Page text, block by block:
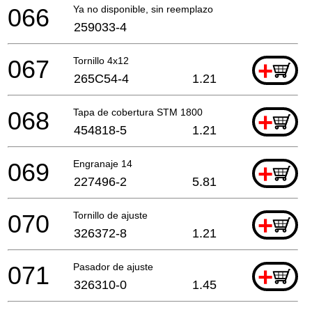
Ya no disponible, sin reemplazo
066 259033-4
Tornillo 4x12 +
067 265C54-4 1.21
Tapa de cobertura STM 1800 +
068 454818-5 1.21
Engranaje 14 +
069 227496-2 5.81
Tornillo de ajuste +
070 326372-8 1.21
Pasador de ajuste +
071 326310-0 1.45